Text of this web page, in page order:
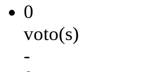
0
voto(s)
-